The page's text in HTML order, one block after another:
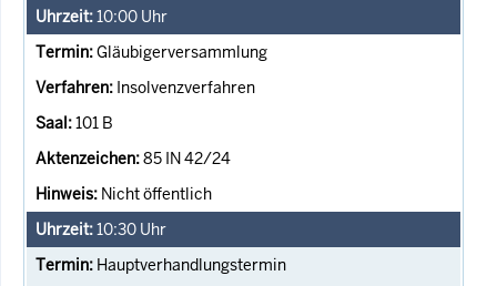
10:00 Uhr
Gläubigerversammlung
Insolvenzverfahren
101 B
85 IN 42/24
Nicht öffentlich
10:30 Uhr
Hauptverhandlungstermin